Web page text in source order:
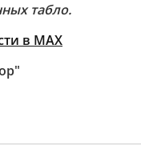
табло.
в МАХ